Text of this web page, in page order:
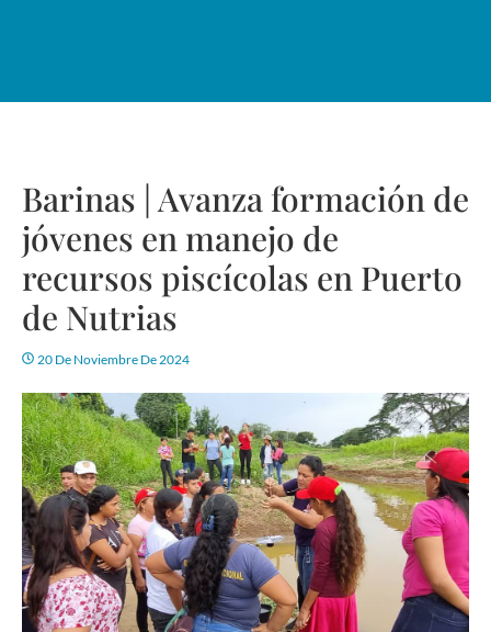
Barinas | Avanza formación de
jóvenes en manejo de
recursos piscícolas en Puerto
de Nutrias
20 De Noviembre De 2024